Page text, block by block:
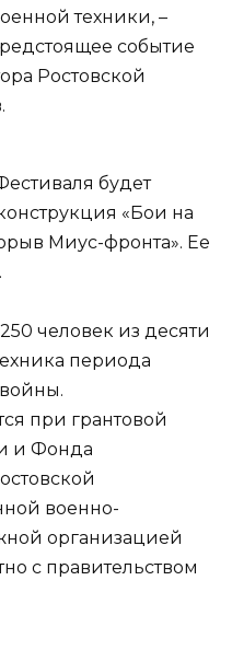
техники, –
событие
Ростовской
будет
«Бои на
Миус-фронта». Ее
человек из десяти
периода
при грантовой
и Фонда
военно-
организацией
с правительством